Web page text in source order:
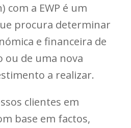
com a EWP é um
procura determinar
e financeira de
de uma nova
a realizar.
clientes em
base em factos,